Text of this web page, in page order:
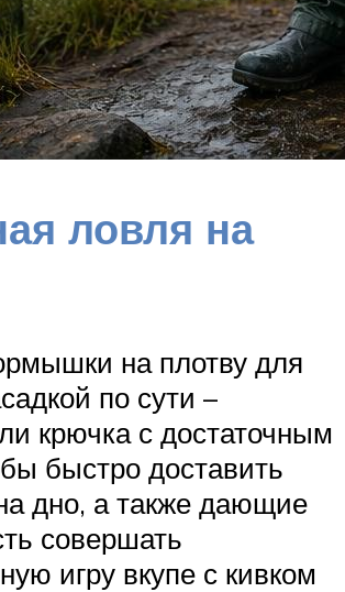
ловля на
на плотву для
по сути –
крючка с достаточным
быстро доставить
дно, а также дающие
совершать
игру вкупе с кивком